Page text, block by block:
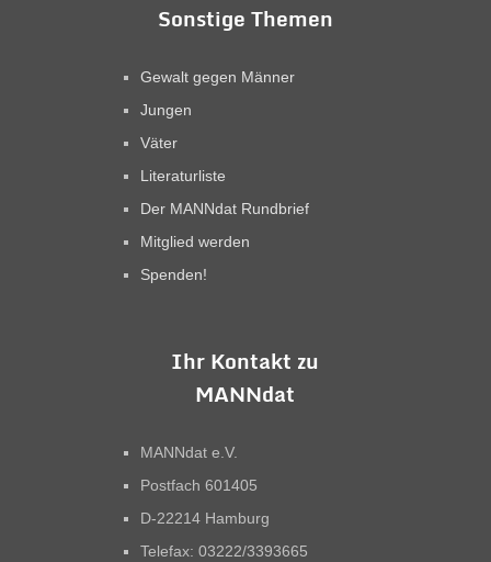
Sonstige Themen
Gewalt gegen Männer
Jungen
Väter
Literaturliste
Der MANNdat Rundbrief
Mitglied werden
Spenden!
Ihr Kontakt zu
MANNdat
MANNdat e.V.
Postfach 601405
D-22214 Hamburg
Telefax: 03222/3393665